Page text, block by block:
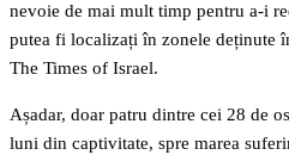
nevoie de mai mult timp pentru a-i
putea fi localizați în zonele deținute
The Times of Israel.
Așadar, doar patru dintre cei 28 de
luni din captivitate, spre marea